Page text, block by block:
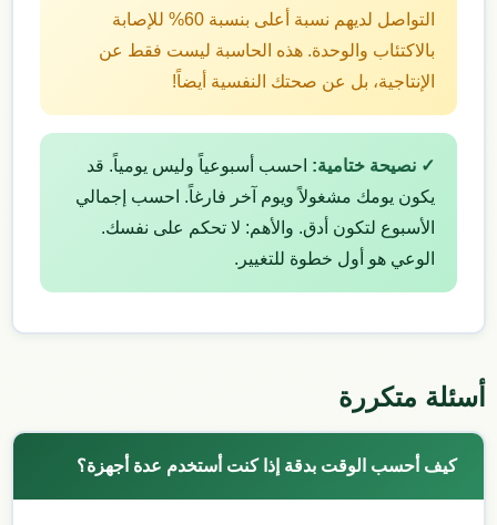
التواصل لديهم نسبة أعلى بنسبة 60% للإصابة
بالاكتئاب والوحدة. هذه الحاسبة ليست فقط عن
الإنتاجية، بل عن صحتك النفسية أيضاً!
✓ نصيحة ختامية: احسب أسبوعياً وليس يومياً. قد
يكون يومك مشغولاً ويوم آخر فارغاً. احسب إجمالي
الأسبوع لتكون أدق. والأهم: لا تحكم على نفسك.
الوعي هو أول خطوة للتغيير.
أسئلة متكررة
كيف أحسب الوقت بدقة إذا كنت أستخدم عدة أجهزة؟